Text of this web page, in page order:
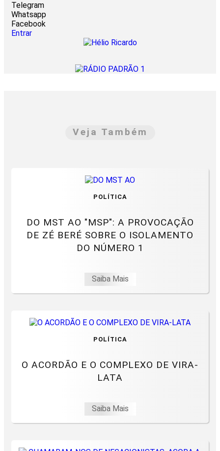
Telegram
Whatsapp
Facebook
Entrar
Veja Também
POLÍTICA
DO MST AO "MSP": A PROVOCAÇÃO
DE ZÉ BERÉ SOBRE O ISOLAMENTO
DO NÚMERO 1
Saiba Mais
POLÍTICA
O ACORDÃO E O COMPLEXO DE VIRA-
LATA
Saiba Mais